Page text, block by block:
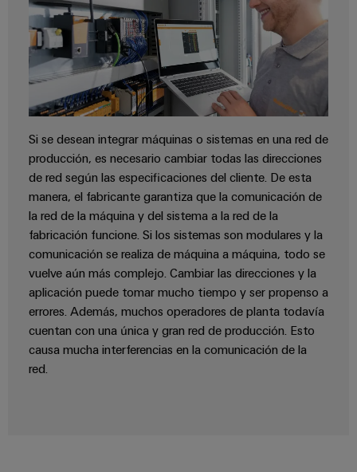
Si se desean integrar máquinas o sistemas en una red de
producción, es necesario cambiar todas las direcciones
de red según las especificaciones del cliente. De esta
manera, el fabricante garantiza que la comunicación de
la red de la máquina y del sistema a la red de la
fabricación funcione. Si los sistemas son modulares y la
comunicación se realiza de máquina a máquina, todo se
vuelve aún más complejo. Cambiar las direcciones y la
aplicación puede tomar mucho tiempo y ser propenso a
errores. Además, muchos operadores de planta todavía
cuentan con una única y gran red de producción. Esto
causa mucha interferencias en la comunicación de la
red.